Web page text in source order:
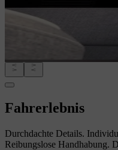
Fahrerlebnis
Durchdachte Details.
Reibungslose Handhabung.